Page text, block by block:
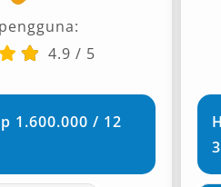
4.9 / 5
1.600.000 / 12